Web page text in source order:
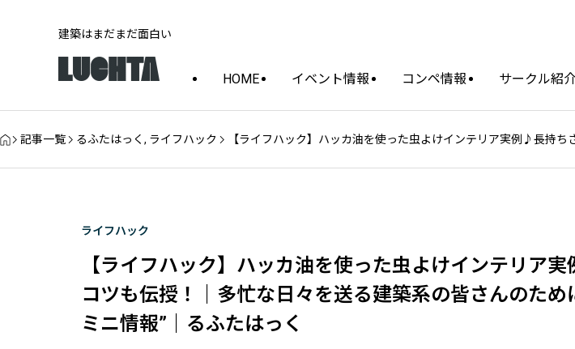
建築はまだまだ面白い
HOME イベント情報 コンペ情報 サークル紹
記事一覧 るふたはっく , ライフハック 【ライフハック】ハッカ油を使った虫よけインテリア実例♪長持
ライフハック
【ライフハック】ハッカ油を使った虫よけインテリア
コツも伝授！｜多忙な日々を送る建築系の皆さんのため
ミニ情報”｜るふたはっく